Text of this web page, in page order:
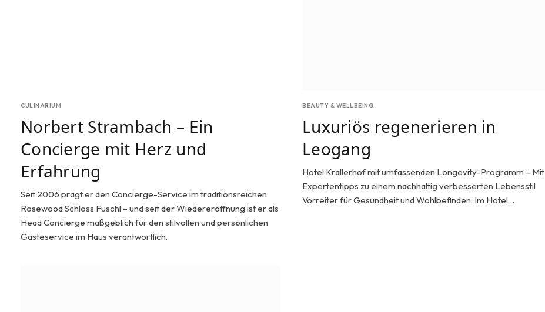
CULINARIUM
Norbert Strambach – Ein
Concierge mit Herz und
Erfahrung
Seit 2006 prägt er den Concierge-Service im traditionsreichen
Rosewood Schloss Fuschl – und seit der Wiedereröffnung ist er als
Head Concierge maßgeblich für den stilvollen und persönlichen
Gästeservice im Haus verantwortlich.
BEAUTY & WELLBEING
Luxuriös regenerieren in
Leogang
Hotel Krallerhof mit umfassenden Longevity-Programm – Mit
Expertentipps zu einem nachhaltig verbesserten Lebensstil
Vorreiter für Gesundheit und Wohlbefinden: Im Hotel…